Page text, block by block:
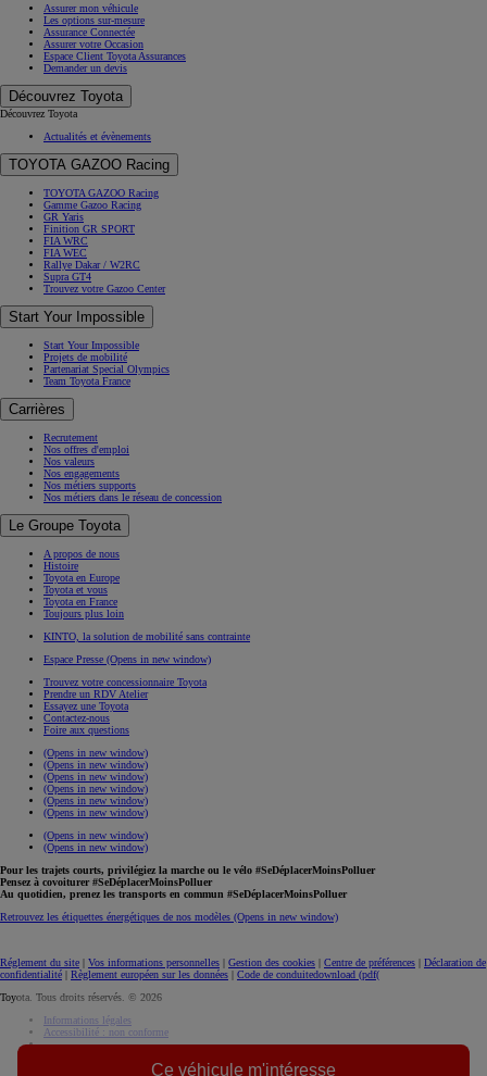
Ce véhicule m'intéresse
Assurer mon véhicule
Les options sur-mesure
Assurance Connectée
Assurer votre Occasion
Espace Client Toyota Assurances
Demander un devis
Découvrez Toyota
Découvrez Toyota
Actualités et évènements
TOYOTA GAZOO Racing
TOYOTA GAZOO Racing
Gamme Gazoo Racing
GR Yaris
Finition GR SPORT
FIA WRC
FIA WEC
Rallye Dakar / W2RC
Supra GT4
Trouvez votre Gazoo Center
Start Your Impossible
Start Your Impossible
Projets de mobilité
Partenariat Special Olympics
Team Toyota France
Carrières
Recrutement
Nos offres d'emploi
Nos valeurs
Nos engagements
Nos métiers supports
Nos métiers dans le réseau de concession
Le Groupe Toyota
A propos de nous
Histoire
Toyota en Europe
Toyota et vous
Toyota en France
Toujours plus loin
KINTO, la solution de mobilité sans contrainte
Espace Presse (Opens in new window)
Trouvez votre concessionnaire Toyota
Prendre un RDV Atelier
Essayez une Toyota
Contactez-nous
Foire aux questions
(Opens in new window)
(Opens in new window)
(Opens in new window)
(Opens in new window)
(Opens in new window)
(Opens in new window)
(Opens in new window)
(Opens in new window)
Pour les trajets courts, privilégiez la marche ou le vélo #SeDéplacerMoinsPolluer
Pensez à covoiturer #SeDéplacerMoinsPolluer
Au quotidien, prenez les transports en commun #SeDéplacerMoinsPolluer
Retrouvez les étiquettes énergétiques de nos modèles (Opens in new window)
Réglement du site | Vos informations personnelles | Gestion des cookies | Centre de préférences | Déclaration de
confidentialité | Règlement européen sur les données | Code de conduitedownload (pdf(
Toyota. Tous droits réservés. © 2026
Informations légales
Accessibilité : non conforme